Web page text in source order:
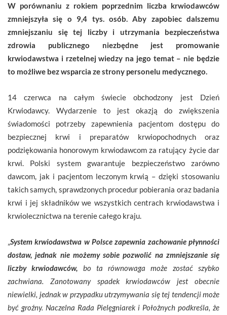
W porównaniu z rokiem poprzednim liczba krwiodawców
zmniejszyła się o 9,4 tys. osób. Aby zapobiec dalszemu
zmniejszaniu się tej liczby i utrzymania bezpieczeństwa
zdrowia publicznego niezbędne jest promowanie
krwiodawstwa i rzetelnej wiedzy na jego temat – nie będzie
to możliwe bez wsparcia ze strony personelu medycznego.
14 czerwca na całym świecie obchodzony jest Dzień
Krwiodawcy. Wydarzenie to jest okazją do zwiększenia
świadomości potrzeby zapewnienia pacjentom dostępu do
bezpiecznej krwi i preparatów krwiopochodnych oraz
podziękowania honorowym krwiodawcom za ratujący życie dar
krwi. Polski system gwarantuje bezpieczeństwo zarówno
dawcom, jak i pacjentom leczonym krwią – dzięki stosowaniu
takich samych, sprawdzonych procedur pobierania oraz badania
krwi i jej składników we wszystkich centrach krwiodawstwa i
krwiolecznictwa na terenie całego kraju.
System krwiodawstwa w Polsce zapewnia zachowanie płynności
dostaw, jednak nie możemy sobie pozwolić na zmniejszanie się
liczby krwiodawców, bo ta równowaga może zostać szybko
zachwiana. Zanotowany spadek krwiodawców jest obecnie
niewielki, jednak w przypadku utrzymywania się tej tendencji może
być groźny. Naczelna Rada Pielęgniarek i Położnych podkreśla, że